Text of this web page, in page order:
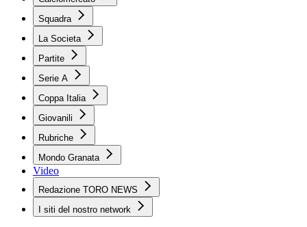
Squadra
La Societa
Partite
Serie A
Coppa Italia
Giovanili
Rubriche
Mondo Granata
Video
Redazione TORO NEWS
I siti del nostro network